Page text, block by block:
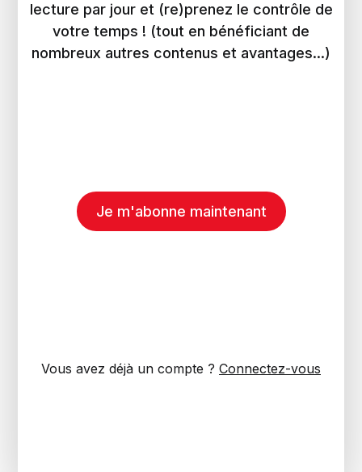
lecture par jour et (re)prenez le contrôle de
votre temps ! (tout en bénéficiant de
nombreux autres contenus et avantages...)
Je m'abonne maintenant
Vous avez déjà un compte ? Connectez-vous